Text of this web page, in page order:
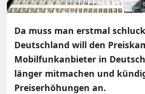
Da muss man erstmal
Deutschland will den
Mobilfunkanbieter in
länger mitmachen und
Preiserhöhungen an.